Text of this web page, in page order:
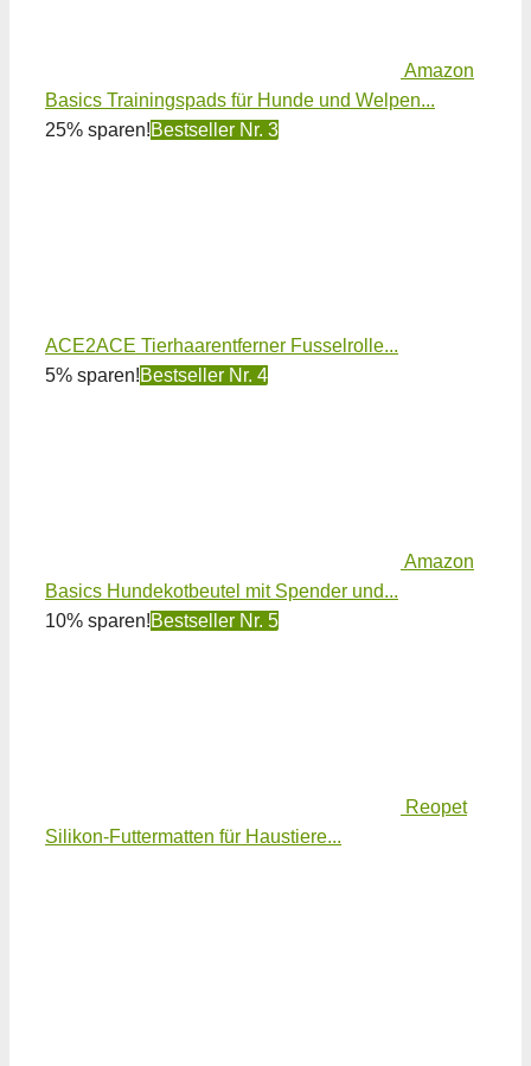
Amazon
Basics Trainingspads für Hunde und Welpen...
25% sparen!Bestseller Nr. 3
ACE2ACE Tierhaarentferner Fusselrolle...
5% sparen!Bestseller Nr. 4
Amazon
Basics Hundekotbeutel mit Spender und...
10% sparen!Bestseller Nr. 5
Reopet
Silikon-Futtermatten für Haustiere...